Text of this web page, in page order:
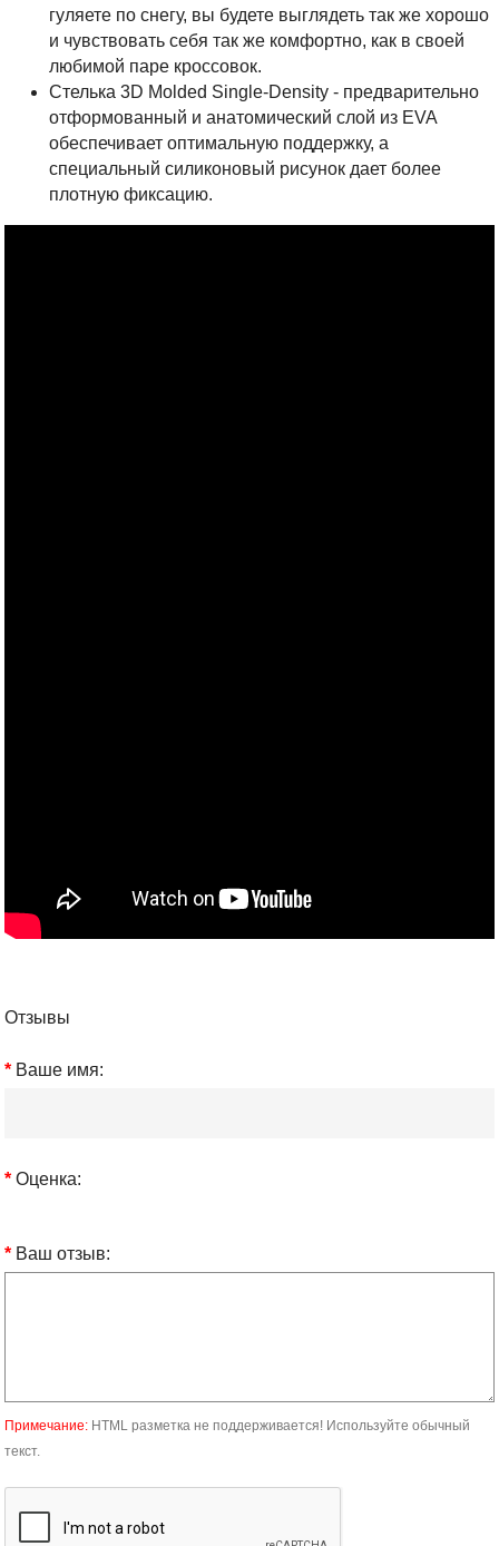
гуляете по снегу, вы будете выглядеть так же хорошо
и чувствовать себя так же комфортно, как в своей
любимой паре кроссовок.
Стелька 3D Molded Single-Density - предварительно
отформованный и анатомический слой из EVA
обеспечивает оптимальную поддержку, а
специальный силиконовый рисунок дает более
плотную фиксацию.
Отзывы
Ваше имя:
Оценка:
Ваш отзыв:
Примечание: HTML разметка не поддерживается! Используйте обычный
текст.